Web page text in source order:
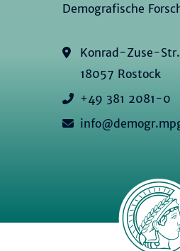
Demografische
Konrad-Zuse-Str.
18057 Rostock
+49 381 2081-0